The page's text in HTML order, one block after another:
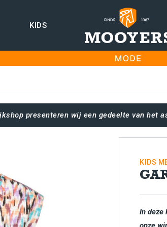
KIDS
presenteren wij een gedeelte van het
KIDS
In deze